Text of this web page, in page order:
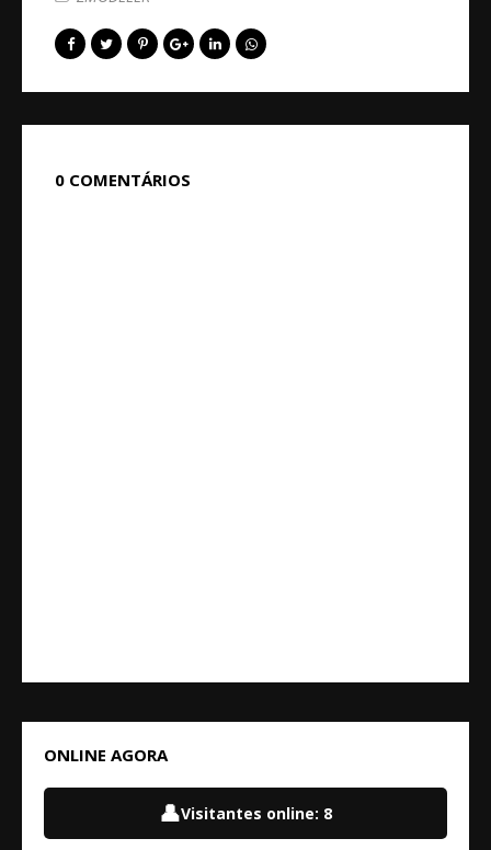
0 COMENTÁRIOS
ONLINE AGORA
👤Visitantes online: 8